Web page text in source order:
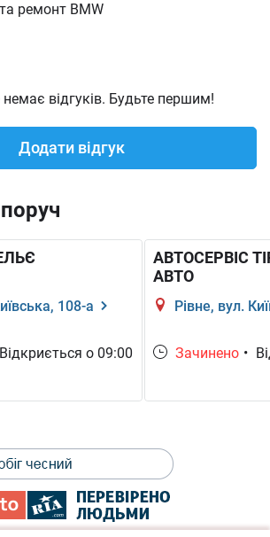
ремонт BMW
відгуків. Будьте першим!
Додати відгук
108-а
Відкриється о 09:00
АВТОСЕРВІС
АВТО
Рівне, вул.
Зачинено •